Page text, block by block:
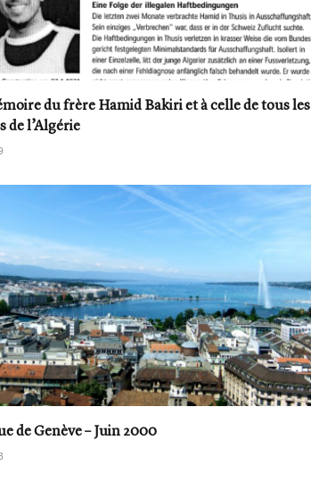
du frère Hamid Bakiri et à celle de tous les
de l’Algérie
de Genève – Juin 2000